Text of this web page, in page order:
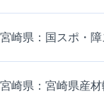
宮崎県：国スポ・
宮崎県：宮崎県産